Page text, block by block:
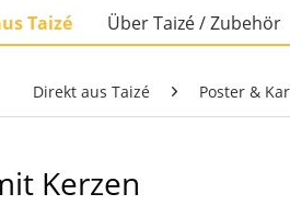
Taizé Über Taizé / Zubehör
Direkt aus Taizé Poster &
Kerzen